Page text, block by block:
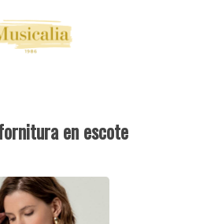
en escote